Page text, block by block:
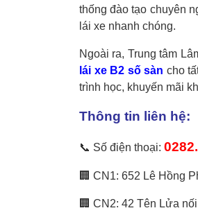
thống đào tạo chuyên
lái xe nhanh chóng.
Ngoài ra, Trung tâm
lái xe B2 số sàn cho
trình học, khuyến mãi
Thông tin liên hệ:
📞 Số điện thoại:
🏢 CN1: 652 Lê Hồng
🏢 CN2: 42 Tên Lửa